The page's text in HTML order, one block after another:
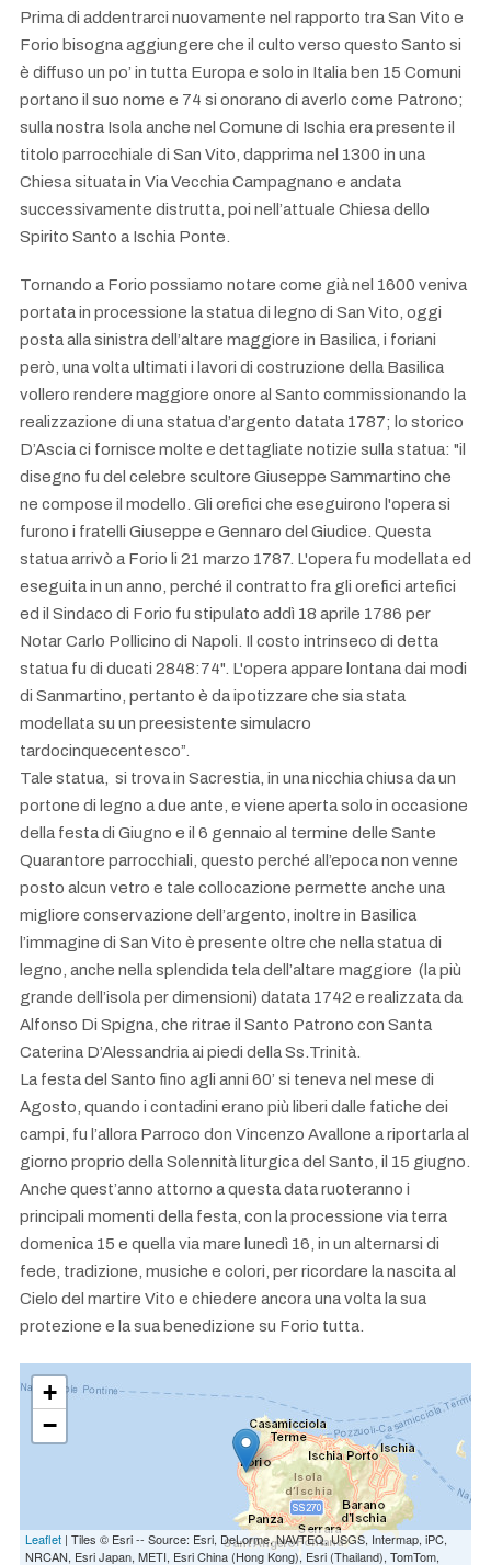
Prima di addentrarci nuovamente nel rapporto tra San Vito e
Forio bisogna aggiungere che il culto verso questo Santo si
è diffuso un po’ in tutta Europa e solo in Italia ben 15 Comuni
portano il suo nome e 74 si onorano di averlo come Patrono;
sulla nostra Isola anche nel Comune di Ischia era presente il
titolo parrocchiale di San Vito, dapprima nel 1300 in una
Chiesa situata in Via Vecchia Campagnano e andata
successivamente distrutta, poi nell’attuale Chiesa dello
Spirito Santo a Ischia Ponte.
Tornando a Forio possiamo notare come già nel 1600 veniva
portata in processione la statua di legno di San Vito, oggi
posta alla sinistra dell’altare maggiore in Basilica, i foriani
però, una volta ultimati i lavori di costruzione della Basilica
vollero rendere maggiore onore al Santo commissionando la
realizzazione di una statua d’argento datata 1787; lo storico
D’Ascia ci fornisce molte e dettagliate notizie sulla statua: "il
disegno fu del celebre scultore Giuseppe Sammartino che
ne compose il modello. Gli orefici che eseguirono l'opera si
furono i fratelli Giuseppe e Gennaro del Giudice. Questa
statua arrivò a Forio li 21 marzo 1787. L'opera fu modellata ed
eseguita in un anno, perché il contratto fra gli orefici artefici
ed il Sindaco di Forio fu stipulato addì 18 aprile 1786 per
Notar Carlo Pollicino di Napoli. Il costo intrinseco di detta
statua fu di ducati 2848:74". L'opera appare lontana dai modi
di Sanmartino, pertanto è da ipotizzare che sia stata
modellata su un preesistente simulacro
tardocinquecentesco”.
Tale statua, si trova in Sacrestia, in una nicchia chiusa da un
portone di legno a due ante, e viene aperta solo in occasione
della festa di Giugno e il 6 gennaio al termine delle Sante
Quarantore parrocchiali, questo perché all’epoca non venne
posto alcun vetro e tale collocazione permette anche una
migliore conservazione dell’argento, inoltre in Basilica
l’immagine di San Vito è presente oltre che nella statua di
legno, anche nella splendida tela dell’altare maggiore (la più
grande dell’isola per dimensioni) datata 1742 e realizzata da
Alfonso Di Spigna, che ritrae il Santo Patrono con Santa
Caterina D’Alessandria ai piedi della Ss.Trinità.
La festa del Santo fino agli anni 60’ si teneva nel mese di
Agosto, quando i contadini erano più liberi dalle fatiche dei
campi, fu l’allora Parroco don Vincenzo Avallone a riportarla al
giorno proprio della Solennità liturgica del Santo, il 15 giugno.
Anche quest’anno attorno a questa data ruoteranno i
principali momenti della festa, con la processione via terra
domenica 15 e quella via mare lunedì 16, in un alternarsi di
fede, tradizione, musiche e colori, per ricordare la nascita al
Cielo del martire Vito e chiedere ancora una volta la sua
protezione e la sua benedizione su Forio tutta.
+
−
Leaflet | Tiles © Esri -- Source: Esri, DeLorme, NAVTEQ, USGS, Intermap, iPC,
NRCAN, Esri Japan, METI, Esri China (Hong Kong), Esri (Thailand), TomTom,
SAN-VITO